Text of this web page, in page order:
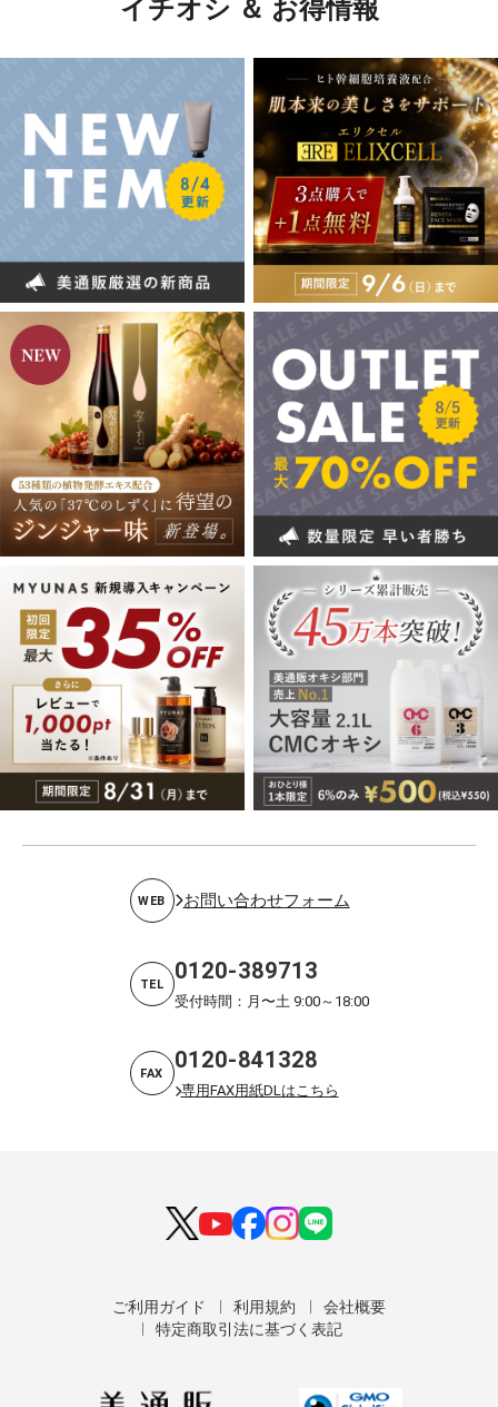
イチオシ ＆ お得情報
WEB お問い合わせフォーム
TEL 0120-389713
受付時間：月〜土 9:00～18:00
FAX 0120-841328
専用FAX用紙DLはこちら
ご利用ガイド 利用規約
会社概要
特定商取引法に基づく表記